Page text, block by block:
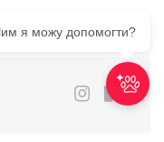
я можу допомогти?